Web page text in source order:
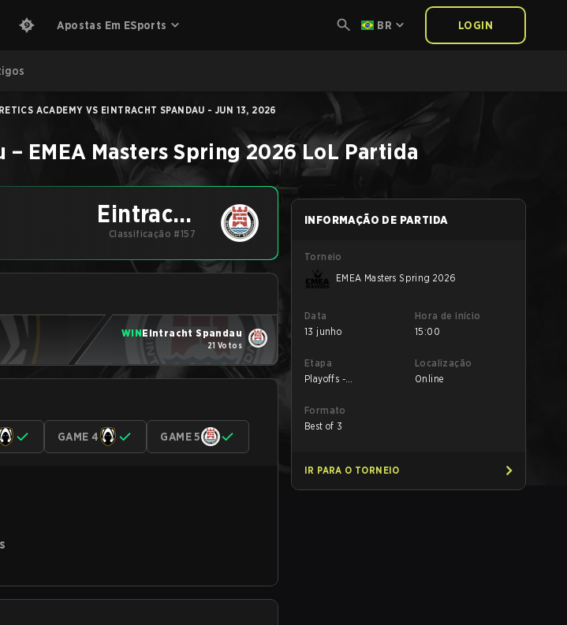
Apostas Em ESports BR LOGIN
ACADEMY VS EINTRACHT SPANDAU - JUN 13, 2026
– EMEA Masters Spring 2026 LoL Partida
Eintracht
Spandau
Classificação #157
WINEintracht Spandau
21 Votos
GAME 4 GAME 5
INFORMAÇÃO DE PARTIDA
Torneio
EMEA Masters Spring 2026
Data
13 junho
Hora de início
15:00
Etapa
Playoffs -
Localização
Online
Formato
Best of 3
IR PARA O TORNEIO